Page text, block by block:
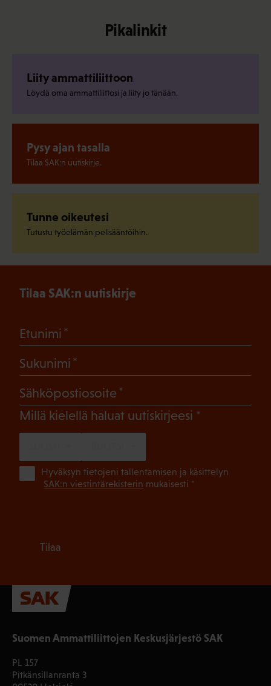
Pikalinkit
Liity ammattiliittoon
Löydä oma ammattiliittosi ja liity jo tänään.
Pysy ajan tasalla
Tilaa SAK:n uutiskirje.
Tunne oikeutesi
Tutustu työelämän pelisääntöihin.
Suomen Ammattiliittojen Keskusjärjestö SAK
PL 157
Pitkänsillanranta 3
Tilaa SAK:n uutiskirje
Etunimi
Sukunimi
Sähköpostiosoite
Millä kielellä haluat uutiskirjeesi (Pakollinen)
Hyväksyn tietojeni tallentamisen ja käsittelyn
SAK:n viestintärekisterin mukaisesti *
Tilaa